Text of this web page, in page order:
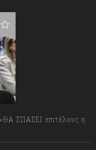
ΣΠΑΣΕΙ επιτέλους η